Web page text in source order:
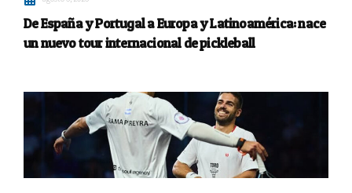
De España y Portugal a Europa y Latinoamérica: nace
un nuevo tour internacional de pickleball